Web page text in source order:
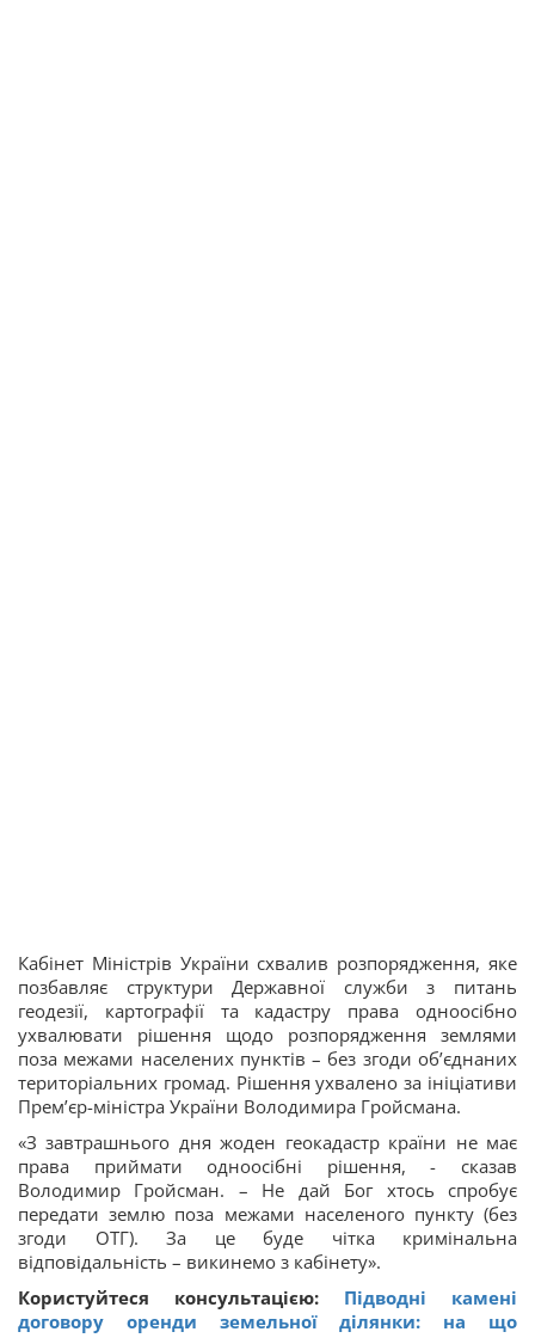
Кабінет Міністрів України схвалив розпорядження, яке
позбавляє структури Державної служби з питань
геодезії, картографії та кадастру права одноосібно
ухвалювати рішення щодо розпорядження землями
поза межами населених пунктів – без згоди об’єднаних
територіальних громад. Рішення ухвалено за ініціативи
Прем’єр-міністра України Володимира Гройсмана.
«З завтрашнього дня жоден геокадастр країни не має
права приймати одноосібні рішення, - сказав
Володимир Гройсман. – Не дай Бог хтось спробує
передати землю поза межами населеного пункту (без
згоди ОТГ). За це буде чітка кримінальна
відповідальність – викинемо з кабінету».
Користуйтеся консультацією: Підводні камені
договору оренди земельної ділянки: на що